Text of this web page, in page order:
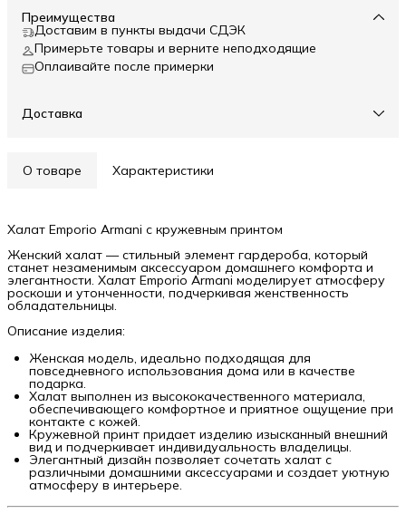
Преимущества
Доставим в пункты выдачи СДЭК
Примерьте товары и верните неподходящие
Оплаивайте после примерки
Доставка
О товаре Характеристики
Халат Emporio Armani с кружевным принтом
Женский халат — стильный элемент гардероба, который
станет незаменимым аксессуаром домашнего комфорта и
элегантности. Халат Emporio Armani моделирует атмосферу
роскоши и утонченности, подчеркивая женственность
обладательницы.
Описание изделия:
Женская модель, идеально подходящая для
повседневного использования дома или в качестве
подарка.
Халат выполнен из высококачественного материала,
обеспечивающего комфортное и приятное ощущение при
контакте с кожей.
Кружевной принт придает изделию изысканный внешний
вид и подчеркивает индивидуальность владелицы.
Элегантный дизайн позволяет сочетать халат с
различными домашними аксессуарами и создает уютную
атмосферу в интерьере.